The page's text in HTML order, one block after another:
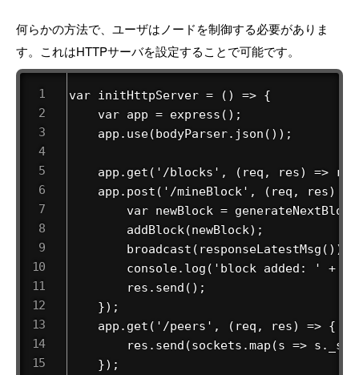
何らかの方法で、ユーザはノードを制御する必要がありま
す。これはHTTPサーバを設定することで可能です。
var initHttpServer = () => {
    var app = express();
    app.use(bodyParser.json());
app.get('/blocks', (req, res) =>
app.post('/mineBlock', (req, res)
var newBlock =
        addBlock(newBlock);
        broadcast(responseLatestMsg());
console.log('block added: ' +
        res.send();
    });
    app.get('/peers', (req, res) => {
res.send(sockets.map(s =>
    });